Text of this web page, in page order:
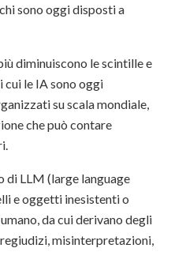
sono oggi disposti a
diminuiscono le scintille e
le IA sono oggi
su scala mondiale,
che può contare
di LLM (large language
e oggetti inesistenti o
da cui derivano degli
misinterpretazioni,